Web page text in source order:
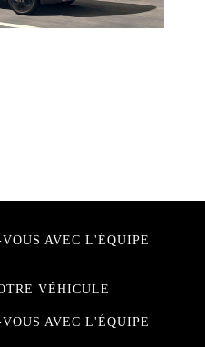
AVEC L'ÉQUIPE
VÉHICULE
AVEC L'ÉQUIPE